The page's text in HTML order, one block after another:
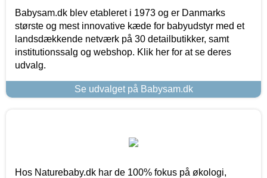
Babysam.dk blev etableret i 1973 og er Danmarks
største og mest innovative kæde for babyudstyr med et
landsdækkende netværk på 30 detailbutikker, samt
institutionssalg og webshop. Klik her for at se deres
udvalg.
Se udvalget på Babysam.dk
Hos Naturebaby.dk har de 100% fokus på økologi,